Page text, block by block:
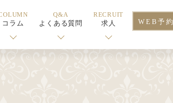
コラム
Q&A
よくある質問
RECRUIT
求人
WEB予約